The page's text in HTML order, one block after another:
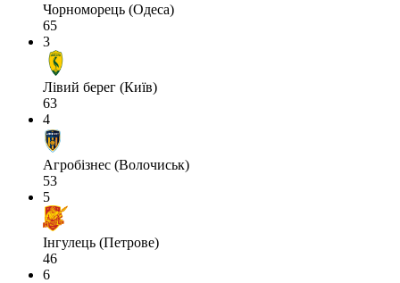
Чорноморець (Одеса)
65
3
Лівий берег (Київ)
63
4
Агробізнес (Волочиськ)
53
5
Інгулець (Петрове)
46
6